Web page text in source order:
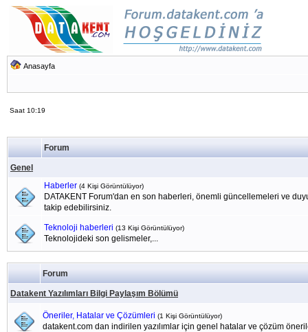
Anasayfa
Saat 10:19
Forum
Genel
Haberler (4 Kişi Görüntülüyor)
DATAKENT Forum'dan en son haberleri, önemli güncellemeleri ve
takip edebilirsiniz.
Teknoloji haberleri (13 Kişi Görüntülüyor)
Teknolojideki son gelismeler,...
Forum
Datakent Yazılımları Bilgi Paylaşım Bölümü
Öneriler, Hatalar ve Çözümleri (1 Kişi Görüntülüyor)
datakent.com dan indirilen yazılımlar için genel hatalar ve çözüm